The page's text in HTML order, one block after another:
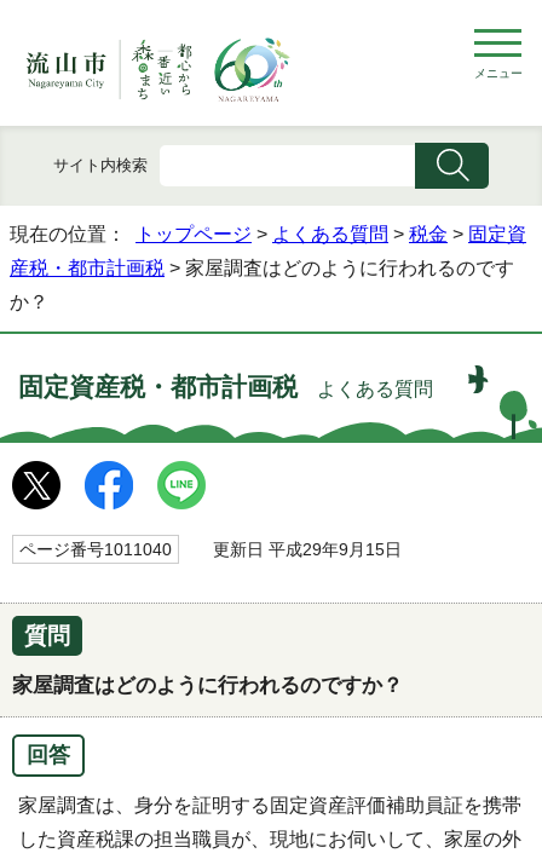
メニュー
サイト内検索
現在の位置： トップページ > よくある質問 > 税金 > 固定資
産税・都市計画税 > 家屋調査はどのように行われるのです
か？
固定資産税・都市計画税よくある質問
ページ番号1011040 更新日 平成29年9月15日
質問
家屋調査はどのように行われるのですか？
回答
家屋調査は、身分を証明する固定資産評価補助員証を携帯
した資産税課の担当職員が、現地にお伺いして、家屋の外